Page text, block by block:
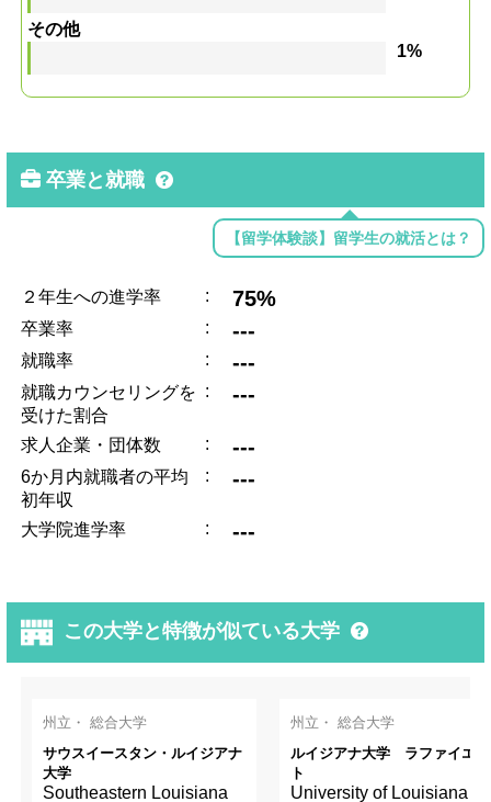
その他
1%
卒業と就職
【留学体験談】留学生の就活とは？
２年生への進学率 : 75%
卒業率 : ---
就職率 : ---
就職カウンセリングを
受けた割合
: ---
求人企業・団体数 : ---
6か月内就職者の平均
初年収
: ---
大学院進学率 : ---
この大学と特徴が似ている大学
州立・ 総合大学
サウスイースタン・ルイジアナ
大学
Southeastern Louisiana
州立・ 総合大学
ルイジアナ大学 ラファイエッ
ト
University of Louisiana at